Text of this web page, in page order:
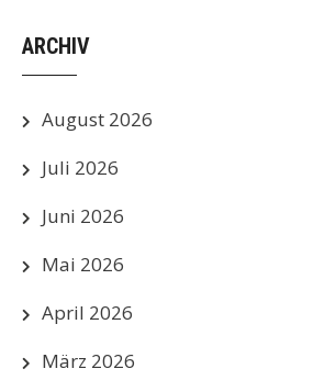
ARCHIV
August 2026
Juli 2026
Juni 2026
Mai 2026
April 2026
März 2026